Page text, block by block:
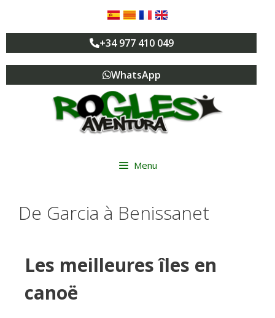
+34 977 410 049
WhatsApp
Menu
De Garcia à Benissanet
Les meilleures îles en
canoë